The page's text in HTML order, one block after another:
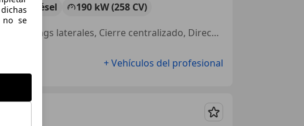
Diésel
190 kW (258 CV)
ABS, Elevalunas eléctrico, Control de velocidad, Sensor de lluvia, Airbags laterales, Cierre centralizado, Dirección asistida, ESP
+ Vehículos del profesional
Guardar
no se